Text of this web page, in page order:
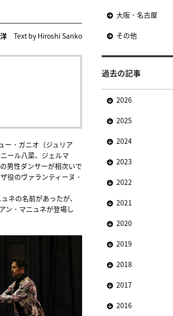
Text by Hiroshi Sanko
ー・ガニオ（ジュリア
ール八菜、ジェルマ
男性ダンサーが相次いで
役のヴァランティーヌ・
ネの名前があったが、
ン・マニュネが登場し
大阪・名古屋
その他
過去の記事
2026
2025
2024
2023
2022
2021
2020
2019
2018
2017
2016